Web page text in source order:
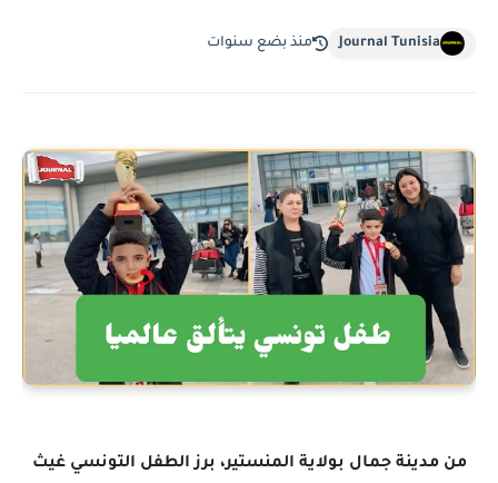
Journal Tunisia منذ بضع سنوات
من مدينة جمال بولاية المنستير، برز الطفل التونسي غيث